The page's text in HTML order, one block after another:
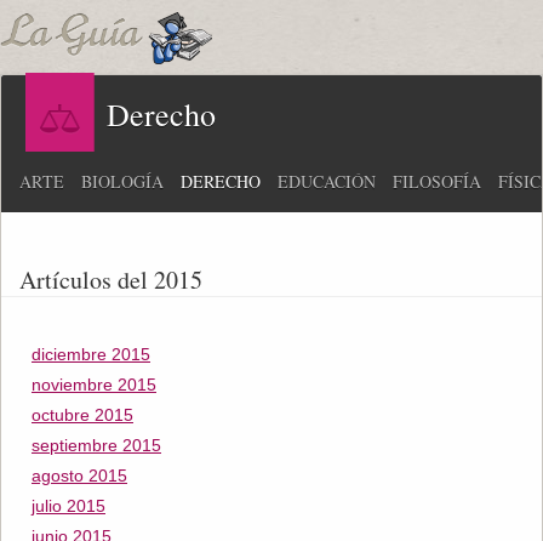
Derecho
ARTE BIOLOGÍA DERECHO EDUCACIÓN FILOSOFÍA
Artículos del 2015
diciembre 2015
noviembre 2015
octubre 2015
septiembre 2015
agosto 2015
julio 2015
junio 2015